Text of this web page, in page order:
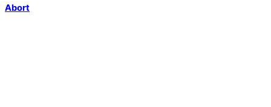
Abort